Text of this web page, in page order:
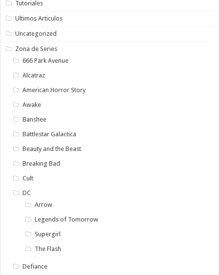
Tutoriales
Ultimos Articulos
Uncategorized
Zona de Series
666 Park Avenue
Alcatraz
American Horror Story
Awake
Banshee
Battlestar Galactica
Beauty and the Beast
Breaking Bad
Cult
DC
Arrow
Legends of Tomorrow
Supergirl
The Flash
Defiance